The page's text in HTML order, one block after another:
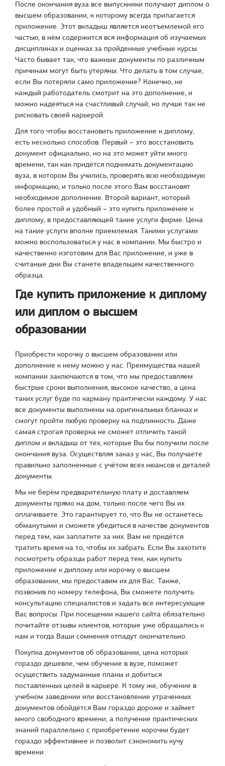
После окончания вуза все выпускники получают диплом о
высшем образовании, к которому всегда прилагается
приложение. Этот вкладыш является неотъемлемой его
частью, в нём содержится вся информация об изучаемых
дисциплинах и оценках за пройденные учебные курсы.
Часто бывает так, что важные документы по различным
причинам могут быть утеряны. Что делать в том случае,
если Вы потеряли само приложение? Конечно, не
каждый работодатель смотрит на это дополнение, и
можно надеяться на счастливый случай, но лучше так не
рисковать своей карьерой.
Для того чтобы восстановить приложение к диплому,
есть несколько способов. Первый – это восстановить
документ официально, но на это может уйти много
времени, так как придётся поднимать документацию
вуза, в котором Вы учились, проверять всю необходимую
информацию, и только после этого Вам восстановят
необходимое дополнение. Второй вариант, который
более простой и удобный – это купить приложение к
диплому, в предоставляющей такие услуги фирме. Цена
на такие услуги вполне приемлемая. Такими услугами
можно воспользоваться у нас в компании. Мы быстро и
качественно изготовим для Вас приложение, и уже в
считаные дни Вы станете владельцем качественного
образца.
Где купить приложение к диплому
или диплом о высшем
образовании
Приобрести корочку о высшем образовании или
дополнение к нему можно у нас. Преимущества нашей
компании заключаются в том, что мы предоставляем
быстрые сроки выполнения, высокое качество, а цена
таких услуг буде по карману практически каждому. У нас
все документы выполнены на оригинальных бланках и
смогут пройти любую проверку на подлинность. Даже
самая строгая проверка не сможет отличить такой
диплом и вкладыш от тех, которые Вы бы получили после
окончания вуза. Осуществляя заказ у нас, Вы получаете
правильно заполненные с учётом всех нюансов и деталей
документы.
Мы не берём предварительную плату и доставляем
документы прямо на дом, только после чего Вы их
оплачиваете. Это гарантирует то, что Вы не останетесь
обманутыми и сможете убедиться в качестве документов
перед тем, как заплатите за них. Вам не придётся
тратить время на то, чтобы их забрать. Если Вы захотите
посмотреть образцы работ перед тем, как купить
приложение к диплому или корочку о высшем
образовании, мы предоставим их для Вас. Также,
позвонив по номеру телефона, Вы сможете получить
консультацию специалистов и задать все интересующие
Вас вопросы. При посещении нашего сайта обязательно
почитайте отзывы клиентов, которые уже обращались к
нам и тогда Ваши сомнения отпадут окончательно.
Покупка документов об образовании, цена которых
гораздо дешевле, чем обучение в вузе, поможет
осуществить задуманные планы и добиться
поставленных целей в карьере. К тому же, обучение в
учебном заведении или восстановление утраченных
документов обойдётся Вам гораздо дороже и займет
много свободного времени, а получение практических
знаний параллельно с приобретение корочки будет
гораздо эффективнее и позволит сэкономить кучу
времени.